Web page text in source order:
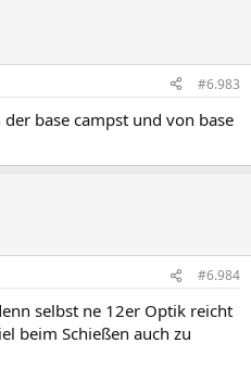
#6.983
base campst und von base
#6.984
selbst ne 12er Optik reicht
beim Schießen auch zu